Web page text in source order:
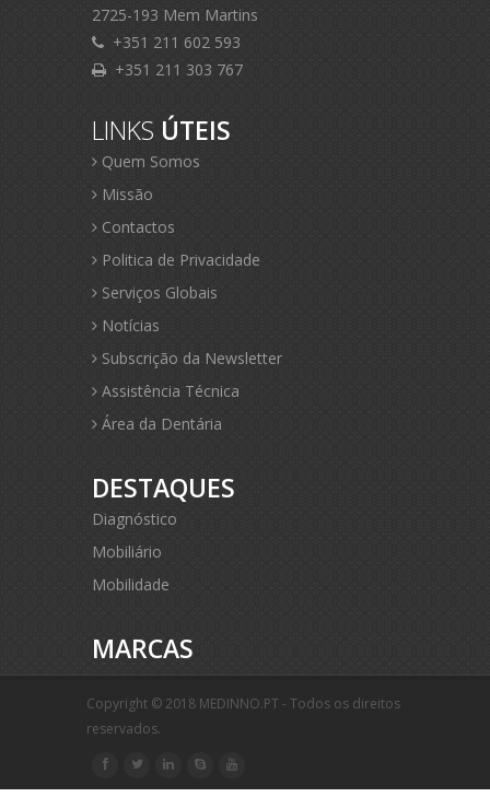
2725-193 Mem Martins
+351 211 602 593
+351 211 303 767
LINKS ÚTEIS
Quem Somos
Missão
Contactos
Politica de Privacidade
Serviços Globais
Notícias
Subscrição da Newsletter
Assistência Técnica
Área da Dentária
DESTAQUES
Diagnóstico
Mobiliário
Mobilidade
MARCAS
Copyright © 2018 MEDINNO.PT - Todos os direitos
reservados.